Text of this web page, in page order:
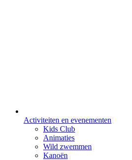
Activiteiten en evenementen
Kids Club
Animaties
Wild zwemmen
Kanoën